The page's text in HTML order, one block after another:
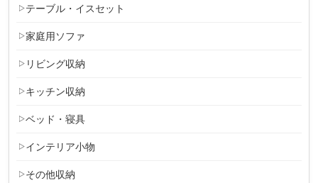
テーブル・イスセット
家庭用ソファ
リビング収納
キッチン収納
ベッド・寝具
インテリア小物
その他収納